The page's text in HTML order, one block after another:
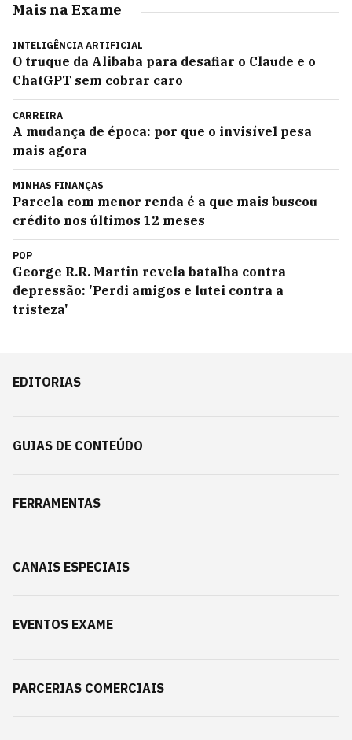
Mais na Exame
INTELIGÊNCIA ARTIFICIAL
O truque da Alibaba para desafiar o Claude e o
ChatGPT sem cobrar caro
CARREIRA
A mudança de época: por que o invisível pesa
mais agora
MINHAS FINANÇAS
Parcela com menor renda é a que mais buscou
crédito nos últimos 12 meses
POP
George R.R. Martin revela batalha contra
depressão: 'Perdi amigos e lutei contra a
tristeza'
EDITORIAS
GUIAS DE CONTEÚDO
FERRAMENTAS
CANAIS ESPECIAIS
EVENTOS EXAME
PARCERIAS COMERCIAIS